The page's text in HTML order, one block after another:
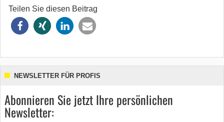
Teilen Sie diesen Beitrag
NEWSLETTER FÜR PROFIS
Abonnieren Sie jetzt Ihre persönlichen
Newsletter: